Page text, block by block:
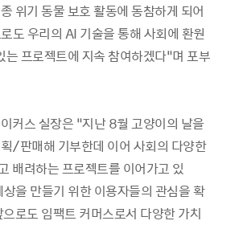
위기 동물 보호 활동에 동참하게 되어
도 우리의 AI 기술을 통해 사회에 환원
는 프로젝트에 지속 참여하겠다”며 포부
커스 실장은 “지난 8월 고양이의 날을
/판매해 기부한데 이어 사회의 다양한
배려하는 프로젝트를 이어가고 있
을 만들기 위한 이용자들의 관심을 확
로도 임팩트 커머스로서 다양한 가치